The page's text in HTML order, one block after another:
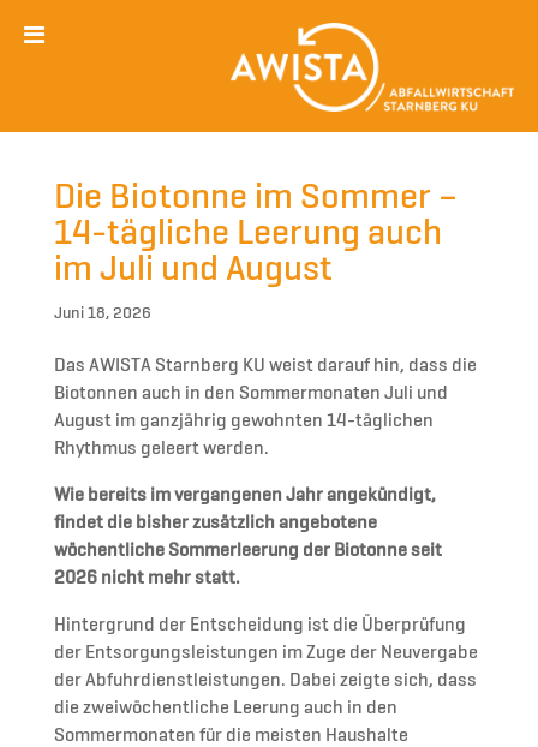
Die Biotonne im Sommer –
14-tägliche Leerung auch
im Juli und August
Juni 18, 2026
Das AWISTA Starnberg KU weist darauf hin, dass die
Biotonnen auch in den Sommermonaten Juli und
August im ganzjährig gewohnten 14-täglichen
Rhythmus geleert werden.
Wie bereits im vergangenen Jahr angekündigt,
findet die bisher zusätzlich angebotene
wöchentliche Sommerleerung der Biotonne seit
2026 nicht mehr statt.
Hintergrund der Entscheidung ist die Überprüfung
der Entsorgungsleistungen im Zuge der Neuvergabe
der Abfuhrdienstleistungen. Dabei zeigte sich, dass
die zweiwöchentliche Leerung auch in den
Sommermonaten für die meisten Haushalte